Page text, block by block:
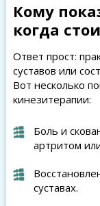
Кому
когда
Ответ прост:
суставов или
Вот несколько
кинезитерапии:
Боль и
артритом
суставах.